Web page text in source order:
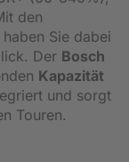
den
haben Sie dabei
Der Bosch
Kapazität
und sorgt
Touren.